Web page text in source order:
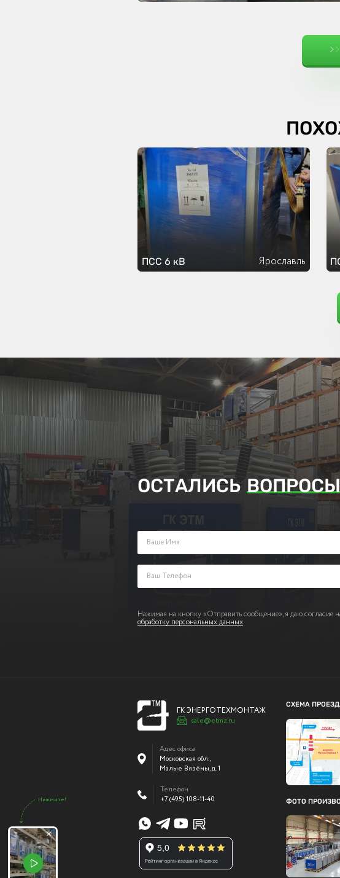
ПСС 6 кВ Ярославль
ОСТАЛИСЬ
Заполните поля ниже и оставьте заявку. Наш
Нажимая на кнопку «Отправить сообщение», я даю согласие
обработку персональных данных
ГК ЭНЕРГОТЕХМОНТАЖ
sale@etmz.ru
Адес офиса
Московская обл.,
Малые Вязёмы,д. 1
Телефон
+7 (495) 108-11-40
СХЕМА
ФОТО
Нажмите!